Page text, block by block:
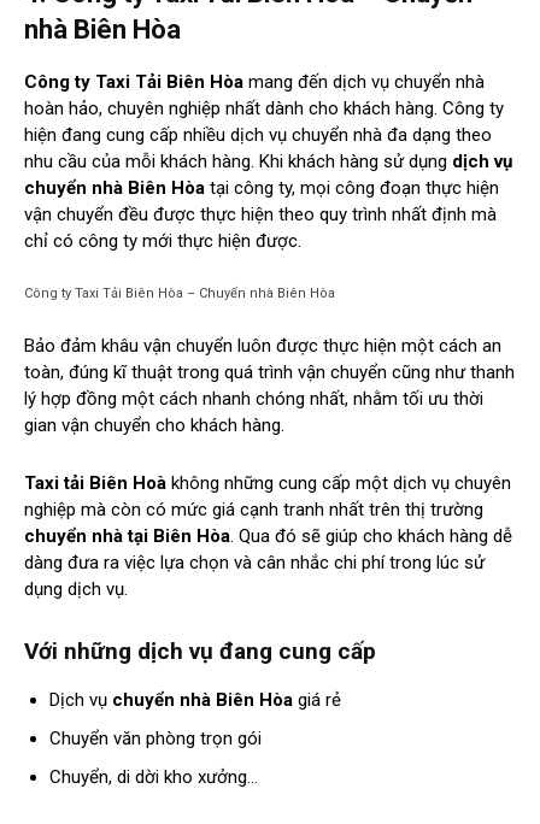
nhà Biên Hòa
Công ty Taxi Tải Biên Hòa mang đến dịch vụ chuyển nhà
hoàn hảo, chuyên nghiệp nhất dành cho khách hàng. Công ty
hiện đang cung cấp nhiều dịch vụ chuyển nhà đa dạng theo
nhu cầu của mỗi khách hàng. Khi khách hàng sử dụng dịch vụ
chuyển nhà Biên Hòa tại công ty, mọi công đoạn thực hiện
vận chuyển đều được thực hiện theo quy trình nhất định mà
chỉ có công ty mới thực hiện được.
Công ty Taxi Tải Biên Hòa – Chuyển nhà Biên Hòa
Bảo đảm khâu vận chuyển luôn được thực hiện một cách an
toàn, đúng kĩ thuật trong quá trình vận chuyển cũng như thanh
lý hợp đồng một cách nhanh chóng nhất, nhằm tối ưu thời
gian vận chuyển cho khách hàng.
Taxi tải Biên Hoà không những cung cấp một dịch vụ chuyên
nghiệp mà còn có mức giá cạnh tranh nhất trên thị trường
chuyển nhà tại Biên Hòa. Qua đó sẽ giúp cho khách hàng dễ
dàng đưa ra việc lựa chọn và cân nhắc chi phí trong lúc sử
dụng dịch vụ.
Với những dịch vụ đang cung cấp
Dịch vụ chuyển nhà Biên Hòa giá rẻ
Chuyển văn phòng trọn gói
Chuyển, di dời kho xưởng…